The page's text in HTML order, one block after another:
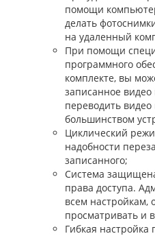
помощи
делать
на удаленный
При помощи
программного
комплекте, вы
записанное
переводить
большинством
Циклический
надобности
записанного;
Система
права доступа.
всем настройкам,
просматривать и
Гибкая настройка